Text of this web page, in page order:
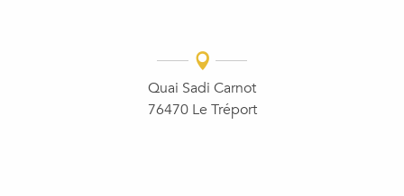
Quai Sadi Carnot
76470 Le Tréport